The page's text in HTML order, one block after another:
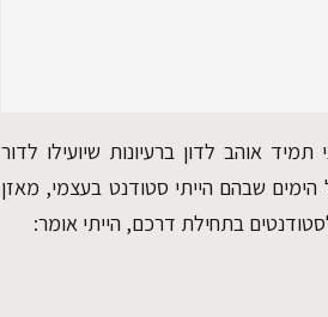
אוהב לדון ברעיונות שיועילו לדור
שבהם הייתי סטודנט בעצמי, מאזן
בתחילת דרכם, הייתי אומר: